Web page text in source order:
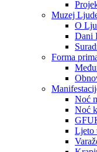
Muzej
O
Dani
Forma
Noć
Noć
Ljeto